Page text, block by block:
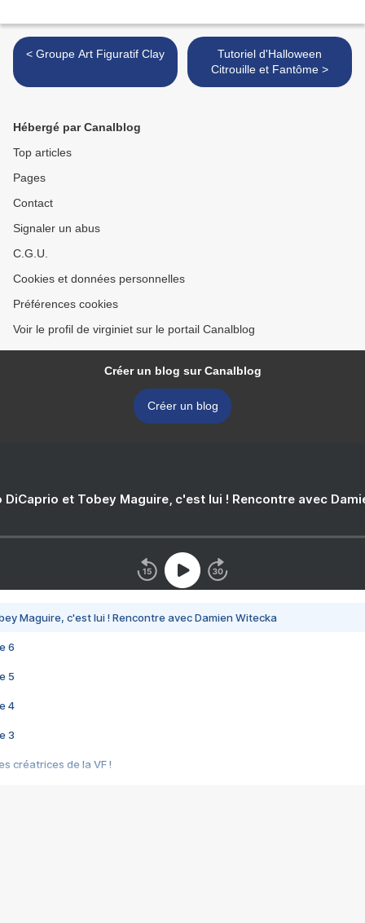
< Groupe Art Figuratif Clay
Tutoriel d'Halloween
Citrouille et Fantôme >
Hébergé par Canalblog
Top articles
Pages
Contact
Signaler un abus
C.G.U.
Cookies et données personnelles
Préférences cookies
Voir le profil de virginiet sur le portail Canalblog
Créer un blog sur Canalblog
Créer un blog
DiCaprio et Tobey Maguire, c'est lui ! Rencontre avec
Maguire, c'est lui ! Rencontre avec Damien Witecka
6
5
4
3
créatrices de la VF !